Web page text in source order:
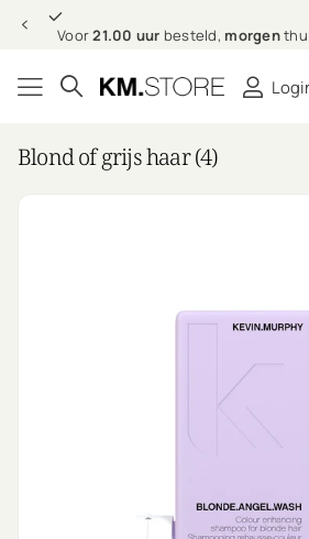
Professionelehaarverzorging bij
Blond of grijs haar (4)